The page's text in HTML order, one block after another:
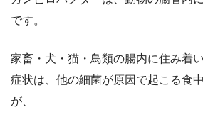
です。
家畜・犬・猫・鳥類の腸内に住み着
症状は、他の細菌が原因で起こる食
が、